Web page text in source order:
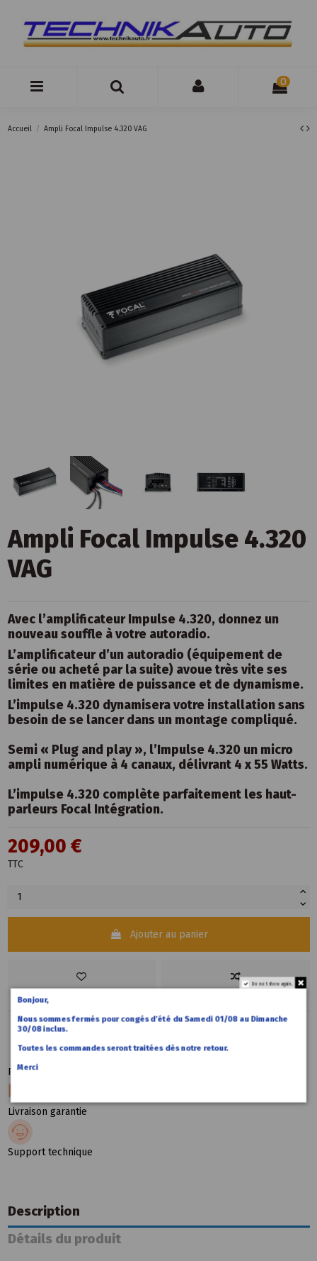
0
Accueil Ampli Focal Impulse 4.320 VAG
Ampli Focal Impulse 4.320
VAG
Avec l’amplificateur Impulse 4.320, donnez un
nouveau souffle à votre autoradio.
L’amplificateur d’un autoradio (équipement de
série ou acheté par la suite) avoue très vite ses
limites en matière de puissance et de dynamisme.
L’impulse 4.320 dynamisera votre installation sans
besoin de se lancer dans un montage compliqué.
Semi « Plug and play », l’Impulse 4.320 un micro
ampli numérique à 4 canaux, délivrant 4 x 55 Watts.
L’impulse 4.320 complète parfaitement les haut-
parleurs Focal Intégration.
209,00 €
TTC
Ajouter au panier
Paiement sécurité
Livraison garantie
Support technique
Description
Détails du produit
Do not show again.
Bonjour,
Nous sommes fermés pour congés d’été du Samedi 01/08 au Dimanche
30/08 inclus.
Toutes les commandes seront traitées dès notre retour.
Merci